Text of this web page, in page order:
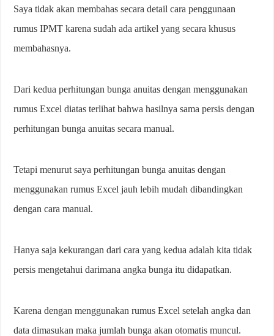
Saya tidak akan membahas secara detail cara penggunaan
rumus IPMT karena sudah ada artikel yang secara khusus
membahasnya.
Dari kedua perhitungan bunga anuitas dengan menggunakan
rumus Excel diatas terlihat bahwa hasilnya sama persis dengan
perhitungan bunga anuitas secara manual.
Tetapi menurut saya perhitungan bunga anuitas dengan
menggunakan rumus Excel jauh lebih mudah dibandingkan
dengan cara manual.
Hanya saja kekurangan dari cara yang kedua adalah kita tidak
persis mengetahui darimana angka bunga itu didapatkan.
Karena dengan menggunakan rumus Excel setelah angka dan
data dimasukan maka jumlah bunga akan otomatis muncul.